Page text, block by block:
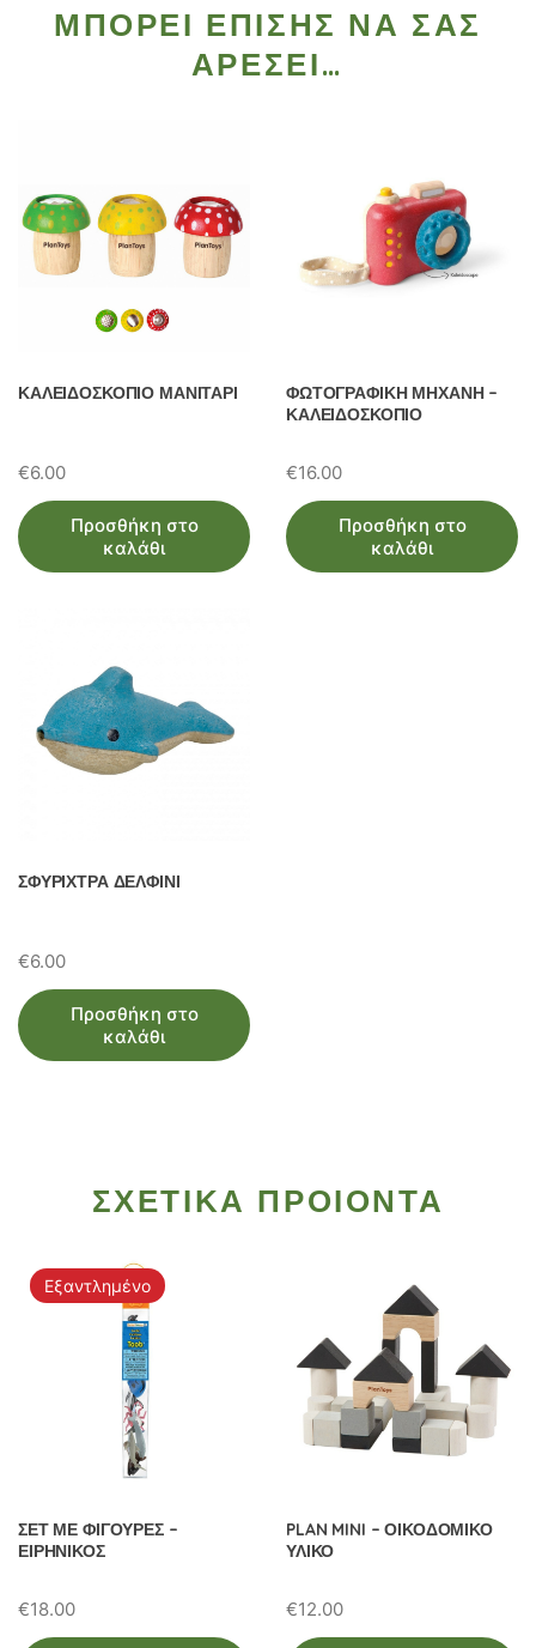
ΜΠΟΡΕΊ ΕΠΊΣΗΣ ΝΑ ΣΑΣ
ΑΡΈΣΕΙ…
ΚΑΛΕΙΔΟΣΚΟΠΙΟ ΜΑΝΙΤΑΡΙ
€6.00
Προσθήκη στο
καλάθι
ΦΩΤΟΓΡΑΦΙΚΗ ΜΗΧΑΝΗ –
ΚΑΛΕΙΔΟΣΚΟΠΙΟ
€16.00
Προσθήκη στο
καλάθι
ΣΦΥΡΙΧΤΡΑ ΔΕΛΦΙΝΙ
€6.00
Προσθήκη στο
καλάθι
ΣΧΕΤΙΚΑ ΠΡΟΙΟΝΤΑ
Εξαντλημένο
ΣΕΤ ΜΕ ΦΙΓΟΥΡΕΣ –
ΕΙΡΗΝΙΚΟΣ
€18.00
PLAN MINI – ΟΙΚΟΔΟΜΙΚΟ
ΥΛΙΚΟ
€12.00